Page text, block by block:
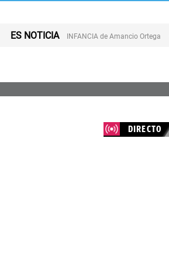
ES NOTICIA INFANCIA de Amancio Ortega
DIRECTO